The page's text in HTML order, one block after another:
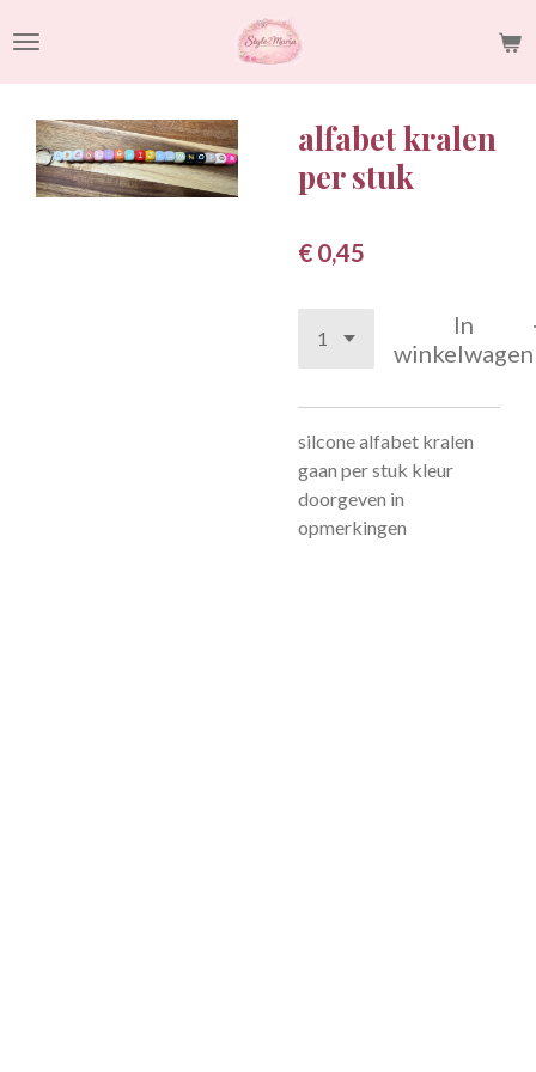
direct
naar
hoofdinhoud
alfabet kralen
per stuk
€ 0,45
In
winkelwagen
silcone alfabet kralen
gaan per stuk kleur
doorgeven in
opmerkingen